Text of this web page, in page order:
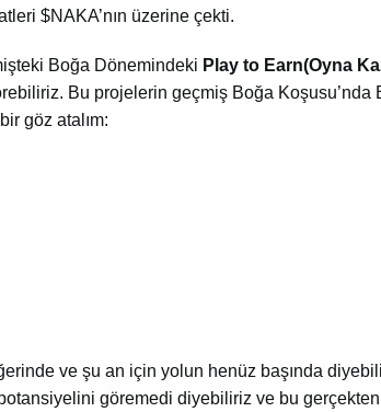
$NAKA’nın üzerine çekti.
Boğa Dönemindeki Play to Earn(Oyna
Bu projelerin geçmiş Boğa Koşusu’nda
göz atalım:
ve şu an için yolun henüz başında
göremedi diyebiliriz ve bu